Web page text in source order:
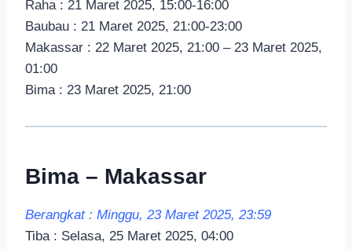
Raha : 21 Maret 2025, 15:00-16:00
Baubau : 21 Maret 2025, 21:00-23:00
Makassar : 22 Maret 2025, 21:00 – 23 Maret 2025,
01:00
Bima : 23 Maret 2025, 21:00
Bima – Makassar
Berangkat : Minggu, 23 Maret 2025, 23:59
Tiba : Selasa, 25 Maret 2025, 04:00